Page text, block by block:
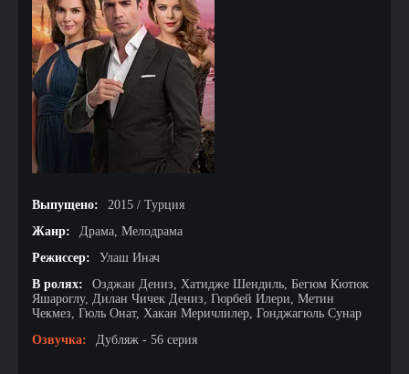
Выпущено:
2015 / Турция
Жанр:
Драма, Мелодрама
Режиссер:
Улаш Инач
В ролях:
Озджан Дениз, Хатидже Шендиль, Бегюм Кютюк
Яшароглу, Дилан Чичек Дениз, Гюрбей Илери, Метин
Чекмез, Гюль Онат, Хакан Меричлилер, Гонджагюль Сунар
Озвучка:
Дубляж - 56 серия